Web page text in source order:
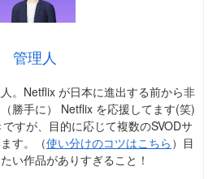
管理人
。Netflix が日本に進出する前から非
勝手に） Netflix を応援してます(笑)
すが、目的に応じて複数のSVODサ
す。（使い分けのコツはこちら ）目
い作品がありすぎること！